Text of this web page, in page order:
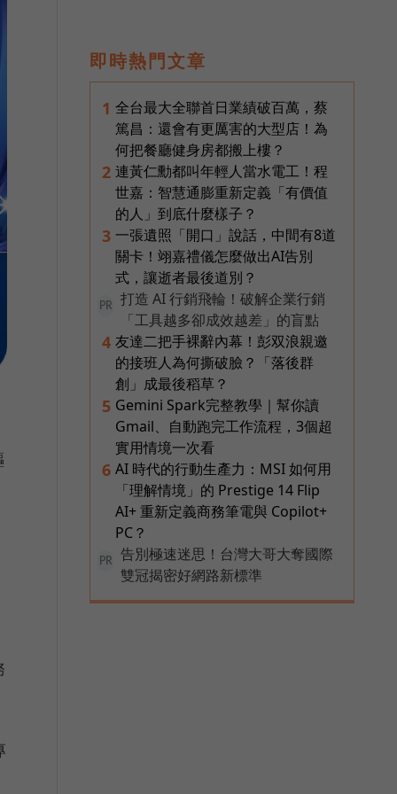
即時熱門文章
1 全台最大全聯首日業績破百萬，蔡
篤昌：還會有更厲害的大型店！為
何把餐廳健身房都搬上樓？
2 連黃仁勳都叫年輕人當水電工！程
世嘉：智慧通膨重新定義「有價值
的人」到底什麼樣子？
3 一張遺照「開口」說話，中間有8道
關卡！翊嘉禮儀怎麼做出AI告別
式，讓逝者最後道別？
PR
打造 AI 行銷飛輪！破解企業行銷
「工具越多卻成效越差」的盲點
4 友達二把手裸辭內幕！彭双浪親邀
的接班人為何撕破臉？「落後群
創」成最後稻草？
5 Gemini Spark完整教學｜幫你讀
Gmail、自動跑完工作流程，3個超
實用情境一次看
6 AI 時代的行動生產力：MSI 如何用
「理解情境」的 Prestige 14 Flip
AI+ 重新定義商務筆電與 Copilot+
PC？
PR
告別極速迷思！台灣大哥大奪國際
雙冠揭密好網路新標準